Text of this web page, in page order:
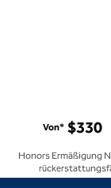
Von* $330
Honors Ermäßigung